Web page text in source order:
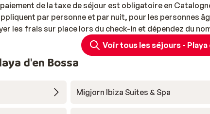
de la taxe de séjour est obligatoire en
par personne et par nuit, pour les personnes
les frais sur place lors du check-in et dépendez du
Voir tous les séjours - Playa
d'en Bossa
Migjorn Ibiza Suites & Spa